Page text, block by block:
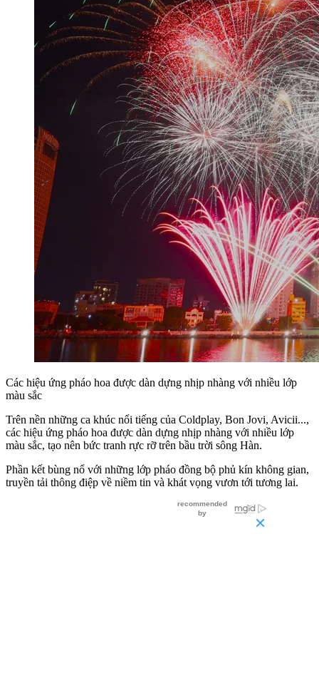
Các hiệu ứng pháo hoa được dàn dựng nhịp nhàng với nhiều lớp
màu sắc
Trên nền những ca khúc nổi tiếng của Coldplay, Bon Jovi, Avicii...,
các hiệu ứng pháo hoa được dàn dựng nhịp nhàng với nhiều lớp
màu sắc, tạo nên bức tranh rực rỡ trên bầu trời sông Hàn.
Phần kết bùng nổ với những lớp pháo đồng bộ phủ kín không gian,
truyền tải thông điệp về niềm tin và khát vọng vươn tới tương lai.